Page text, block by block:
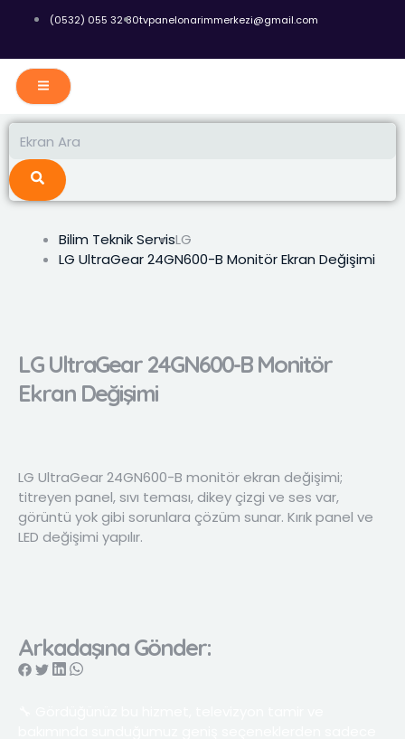
(0532) 055 32 80tvpanelonarimmerkezi@gmail.com
Bilim Teknik ServisLG
LG UltraGear 24GN600-B Monitör Ekran Değişimi
LG UltraGear 24GN600-B Monitör
Ekran Değişimi
LG UltraGear 24GN600-B monitör ekran değişimi;
titreyen panel, sıvı teması, dikey çizgi ve ses var,
görüntü yok gibi sorunlara çözüm sunar. Kırık panel ve
LED değişimi yapılır.
Arkadaşına Gönder: